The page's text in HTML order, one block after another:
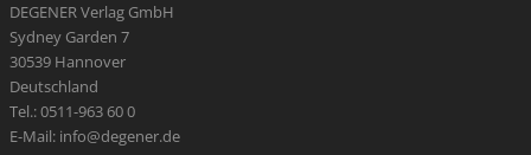
DEGENER Verlag GmbH
Sydney Garden 7
30539 Hannover
Deutschland
Tel.: 0511-963 60 0
E-Mail: info@degener.de